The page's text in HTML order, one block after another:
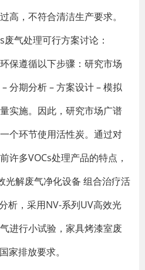
高，不符合清洁生产要求。
气处理可行方案讨论：
保遵循以下步骤：研究市场
分期分析 – 方案设计 – 模拟
实施。因此，研究市场广谱
个环节使用活性炭。通过对
许多VOCs处理产品的特点，
光解废气净化设备 组合治疗活
析，采用NV-系列UV高效光
进行小试验，家具烤漆室废
家排放要求。